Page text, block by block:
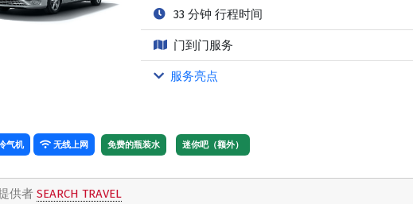
33 分钟 行程时间
门到门服务
服务亮点
气机 无线上网 免费的瓶装水 迷你吧（额外）
供者 SEARCH TRAVEL